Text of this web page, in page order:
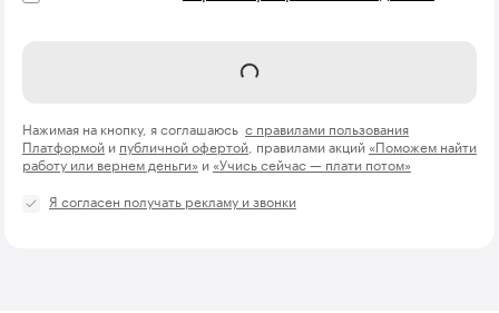
Записаться на курс
Нажимая на кнопку, я соглашаюсь с правилами пользования
Платформой и публичной офертой , правилами акций «Поможем найти
работу или вернем деньги» и «Учись сейчас — плати потом»
Я согласен получать рекламу и звонки